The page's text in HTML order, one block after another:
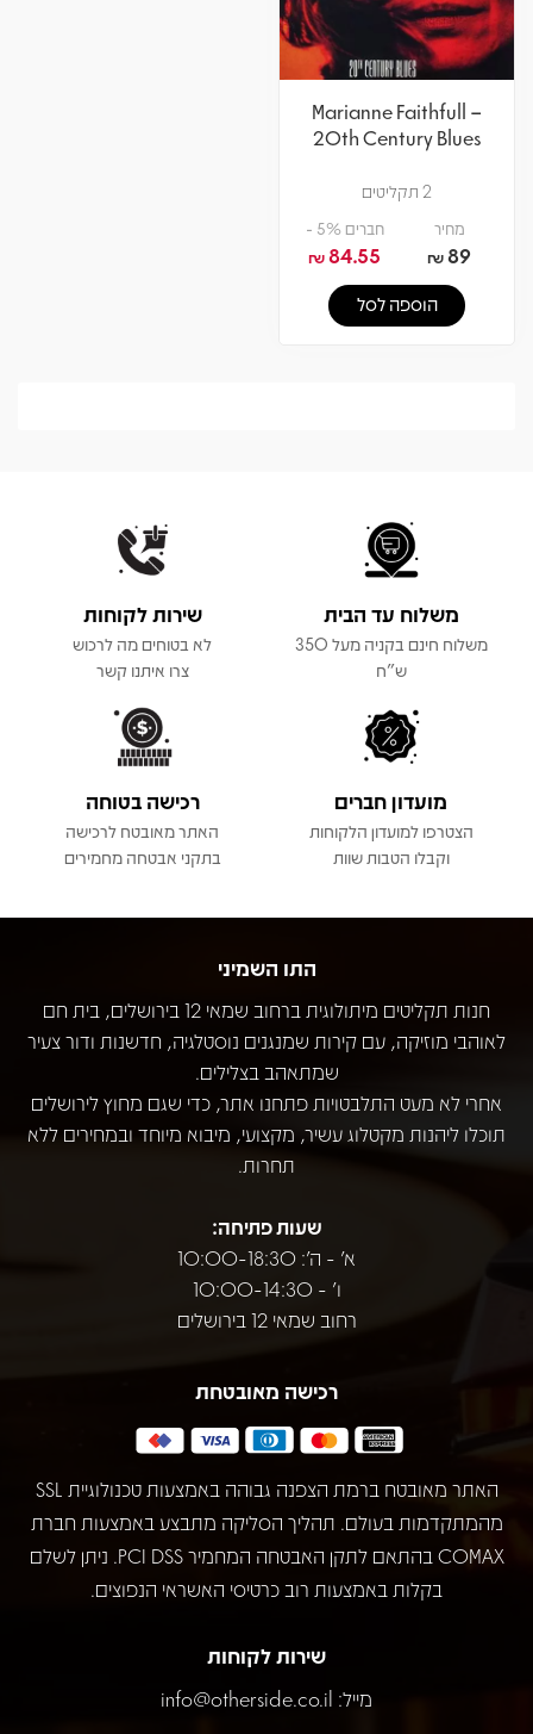
Marianne Faithfull –
20th Century Blues
2 תקליטים
מחיר
89
₪
חברים 5% -
84.55
₪
הוספה לסל
משלוח עד הבית
משלוח חינם בקניה מעל 350
ש"ח
שירות לקוחות
לא בטוחים מה לרכוש
צרו איתנו קשר
מועדון חברים
הצטרפו למועדון הלקוחות
וקבלו הטבות שוות
רכישה בטוחה
האתר מאובטח לרכישה
בתקני אבטחה מחמירים
התו השמיני
חנות תקליטים מיתולוגית ברחוב שמאי 12 בירושלים, בית חם
לאוהבי מוזיקה, עם קירות שמנגנים נוסטלגיה, חדשנות ודור צעיר
שמתאהב בצלילים.
אחרי לא מעט התלבטויות פתחנו אתר, כדי שגם מחוץ לירושלים
תוכלו ליהנות מקטלוג עשיר, מקצועי, מיבוא מיוחד ובמחירים ללא
תחרות.
שעות פתיחה:
א' - ה': 10:00-18:30
ו' - 10:00-14:30
רחוב שמאי 12 בירושלים
רכישה מאובטחת
האתר מאובטח ברמת הצפנה גבוהה באמצעות טכנולוגיית SSL
מהמתקדמות בעולם. תהליך הסליקה מתבצע באמצעות חברת
COMAX בהתאם לתקן האבטחה המחמיר PCI DSS. ניתן לשלם
בקלות באמצעות רוב כרטיסי האשראי הנפוצים.
שירות לקוחות
מייל: info@otherside.co.il